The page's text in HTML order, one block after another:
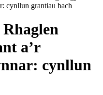
cynllun grantiau bach
a’r
cynllun